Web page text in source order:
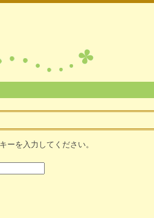
ーを入力してください。